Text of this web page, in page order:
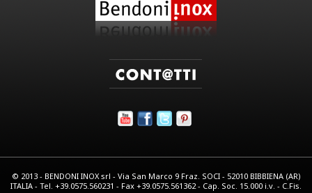
© 2013 - BENDONI INOX srl - Via San Marco 9 Fraz. SOCI - 52010 BIBBIENA (AR)
ITALIA - Tel. +39.0575.560231 - Fax +39.0575.561362 - Cap. Soc. 15.000 i.v. - C.Fis.